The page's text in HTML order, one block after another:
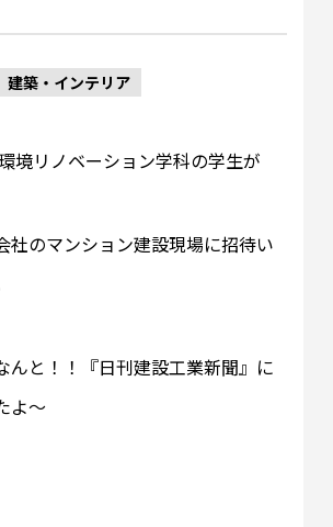
建築・インテリア
境リノベーション学科の学生が
社のマンション建設現場に招待い
んと！！『日刊建設工業新聞』に
よ～